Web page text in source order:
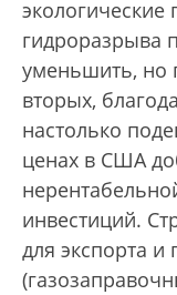
экологические
гидроразрыва
уменьшить, но
вторых,
настолько
ценах в США
инвестиций.
для экспорта и